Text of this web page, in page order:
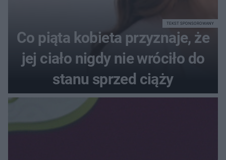
Co piąta kobieta przyznaje, że
jej ciało nigdy nie wróciło do
stanu sprzed ciąży
TEKST SPONSOROWANY